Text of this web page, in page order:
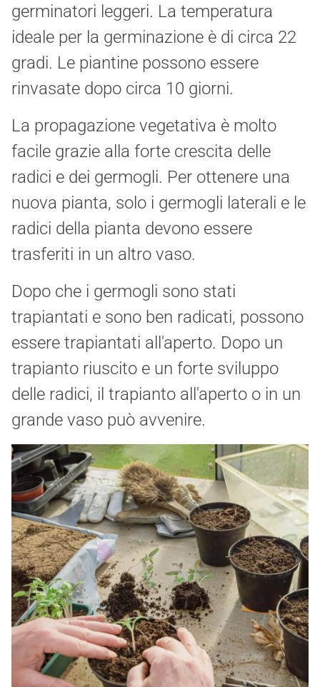
germinatori leggeri. La temperatura
ideale per la germinazione è di circa 22
gradi. Le piantine possono essere
rinvasate dopo circa 10 giorni.
La propagazione vegetativa è molto
facile grazie alla forte crescita delle
radici e dei germogli. Per ottenere una
nuova pianta, solo i germogli laterali e le
radici della pianta devono essere
trasferiti in un altro vaso.
Dopo che i germogli sono stati
trapiantati e sono ben radicati, possono
essere trapiantati all'aperto. Dopo un
trapianto riuscito e un forte sviluppo
delle radici, il trapianto all'aperto o in un
grande vaso può avvenire.